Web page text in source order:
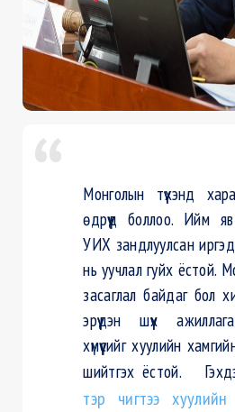
Монголын түүхэнд
өдрүүд боллоо. Ийм
УИХ зандлуулсан
нь уучлал гуйх ёстой.
засаглал байдаг бол
эрүүдэн шүүх
хүмүүсийг хуулийн
шийтгэх ёстой.
тэр чигтээ хуулийн